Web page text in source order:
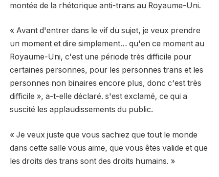
montée de la rhétorique anti-trans au Royaume-Uni.
« Avant d'entrer dans le vif du sujet, je veux prendre
un moment et dire simplement… qu'en ce moment au
Royaume-Uni, c'est une période très difficile pour
certaines personnes, pour les personnes trans et les
personnes non binaires encore plus, donc c'est très
difficile », a-t-elle déclaré. s'est exclamé, ce qui a
suscité les applaudissements du public.
« Je veux juste que vous sachiez que tout le monde
dans cette salle vous aime, que vous êtes valide et que
les droits des trans sont des droits humains. »